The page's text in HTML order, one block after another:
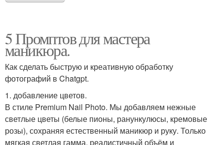
5 Промптов для мастера
маникюра.
Как сделать быструю и креативную обработку
фотографий в Chatgpt.
1. добавление цветов.
В стиле Premium Nail Photo. Мы добавляем нежные
светлые цветы (белые пионы, ранункулюсы, кремовые
розы), сохраняя естественный маникюр и руку. Только
мягкая светлая гамма, реалистичный объём и